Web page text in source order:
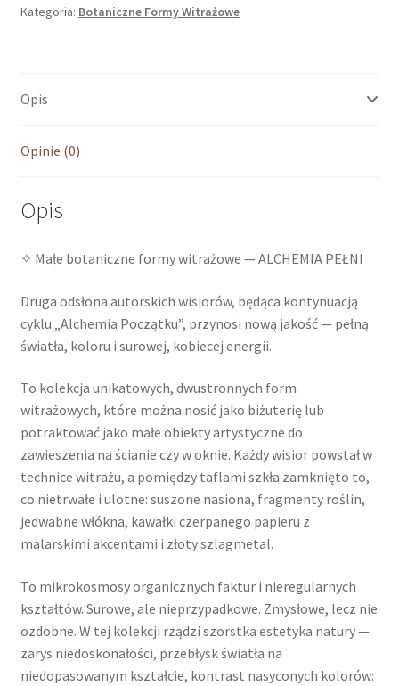
-
Kategoria: Botaniczne Formy Witrażowe
Opis
Opinie (0)
Opis
✧ Małe botaniczne formy witrażowe — ALCHEMIA PEŁNI
Druga odsłona autorskich wisiorów, będąca kontynuacją
cyklu „Alchemia Początku”, przynosi nową jakość — pełną
światła, koloru i surowej, kobiecej energii.
To kolekcja unikatowych, dwustronnych form
witrażowych, które można nosić jako biżuterię lub
potraktować jako małe obiekty artystyczne do
zawieszenia na ścianie czy w oknie. Każdy wisior powstał w
technice witrażu, a pomiędzy taflami szkła zamknięto to,
co nietrwałe i ulotne: suszone nasiona, fragmenty roślin,
jedwabne włókna, kawałki czerpanego papieru z
malarskimi akcentami i złoty szlagmetal.
To mikrokosmosy organicznych faktur i nieregularnych
kształtów. Surowe, ale nieprzypadkowe. Zmysłowe, lecz nie
ozdobne. W tej kolekcji rządzi szorstka estetyka natury —
zarys niedoskonałości, przebłysk światła na
niedopasowanym kształcie, kontrast nasyconych kolorów: